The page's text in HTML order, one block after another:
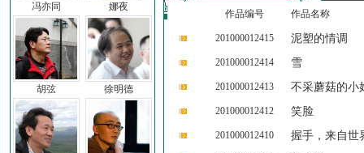
冯亦同 娜夜
胡弦 徐明德
作品编号 作品名称
201000012415 泥塑的情调
201000012414 雪
201000012413 不采蘑菇的小
201000012412 笑脸
201000012410 握手，来自世